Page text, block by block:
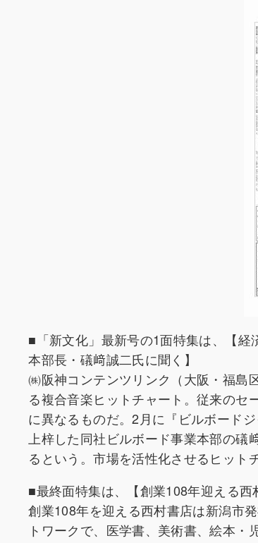
■「新文化」最新号の1面特集は、【
本部長・礒﨑誠二氏に聞く】
㈱阪神コンテンツリンク（大阪・福島
る複合音楽ヒットチャート。従来のセ
に異なるものだ。2月に『ビルボード
上梓した同社ビルボード事業本部の
るという。市場を活性化させるヒット
■最終面特集は、【創業108年迎える西
創業108年を迎える西村書店は新潟市
トワークで、医学書、美術書、絵本